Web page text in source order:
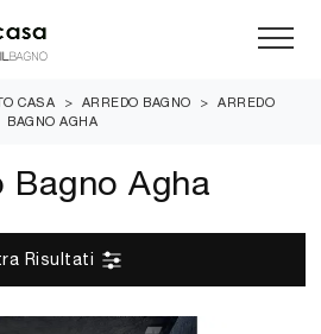
CASA > ARREDO BAGNO >
ARREDO
BAGNO AGHA
Bagno Agha
Risultati